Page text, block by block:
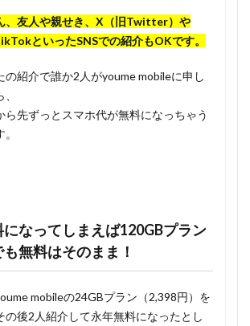
、友人や親せき、X（旧Twitter）や
といったSNSでの紹介もOKです。
の紹介で誰か2人がyoume mobileに申し
ら先ずっとスマホ代が無料になっちゃう
になってしまえば120GBプラン
無料はそのまま！
mobileの24GBプラン（2,398円）を
の後2人紹介して永年無料になったとし